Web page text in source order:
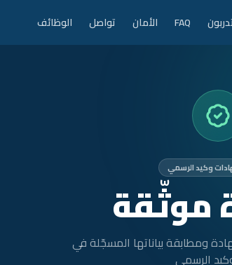
FAQ الأمان تواصل الوظائف
وكيد الرسمي
موثّقة
ومطابقة بياناتها المسجّلة في
الرسمي